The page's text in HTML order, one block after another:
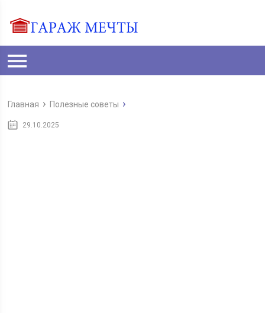
Главная Полезные советы
29.10.2025